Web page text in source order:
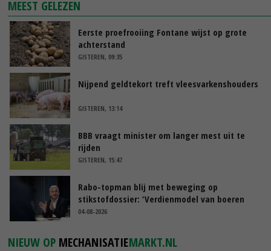
MEEST GELEZEN
Eerste proefrooiing Fontane wijst op grote
achterstand
GISTEREN, 09:35
Nijpend geldtekort treft vleesvarkenshouders
GISTEREN, 13:14
BBB vraagt minister om langer mest uit te
rijden
GISTEREN, 15:47
Rabo-topman blij met beweging op
stikstofdossier: ‘Verdienmodel van boeren
blijft cruciaal’
04-08-2026
NIEUW OP MECHANISATIEMARKT.NL